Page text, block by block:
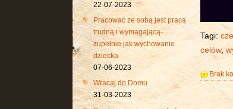
22-07-2023
Pracować ze sobą jest pracą
trudną i wymagającą-
zupełnie jak wychowanie
dziecka
07-06-2023
Wracaj do Domu
31-03-2023
Tagi:
celów,
Brak